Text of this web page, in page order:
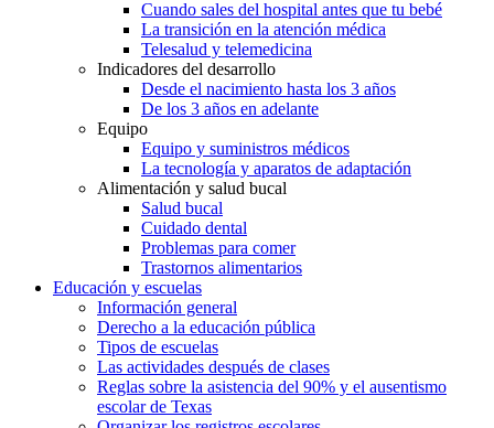
Cuando sales del hospital antes que tu bebé
La transición en la atención médica
Telesalud y telemedicina
Indicadores del desarrollo
Desde el nacimiento hasta los 3 años
De los 3 años en adelante
Equipo
Equipo y suministros médicos
La tecnología y aparatos de adaptación
Alimentación y salud bucal
Salud bucal
Cuidado dental
Problemas para comer
Trastornos alimentarios
Educación y escuelas
Información general
Derecho a la educación pública
Tipos de escuelas
Las actividades después de clases
Reglas sobre la asistencia del 90% y el ausentismo
escolar de Texas